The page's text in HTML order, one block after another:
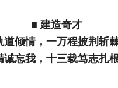
■ 建造奇才
倾情，一万程披荆斩
忘我，十三载笃志扎